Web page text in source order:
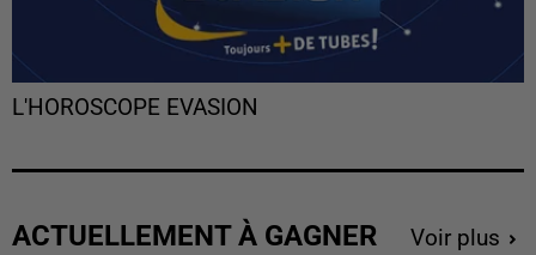
L'HOROSCOPE EVASION
ACTUELLEMENT À GAGNER Voir plus